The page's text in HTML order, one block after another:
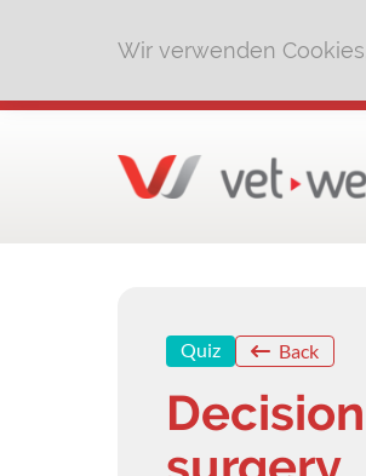
Wir verwenden
Quiz Back